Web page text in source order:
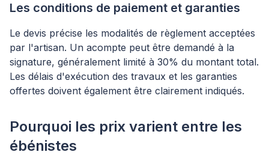
Les conditions de paiement et garanties
Le devis précise les modalités de règlement acceptées
par l'artisan. Un acompte peut être demandé à la
signature, généralement limité à 30% du montant total.
Les délais d'exécution des travaux et les garanties
offertes doivent également être clairement indiqués.
Pourquoi les prix varient entre les
ébénistes